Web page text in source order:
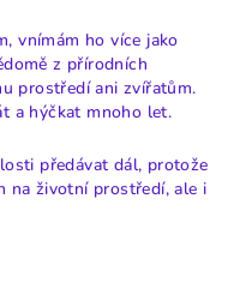
vnímám ho více jako
z přírodních
prostředí ani zvířatům.
a hýčkat mnoho let.
předávat dál, protože
na životní prostředí, ale i